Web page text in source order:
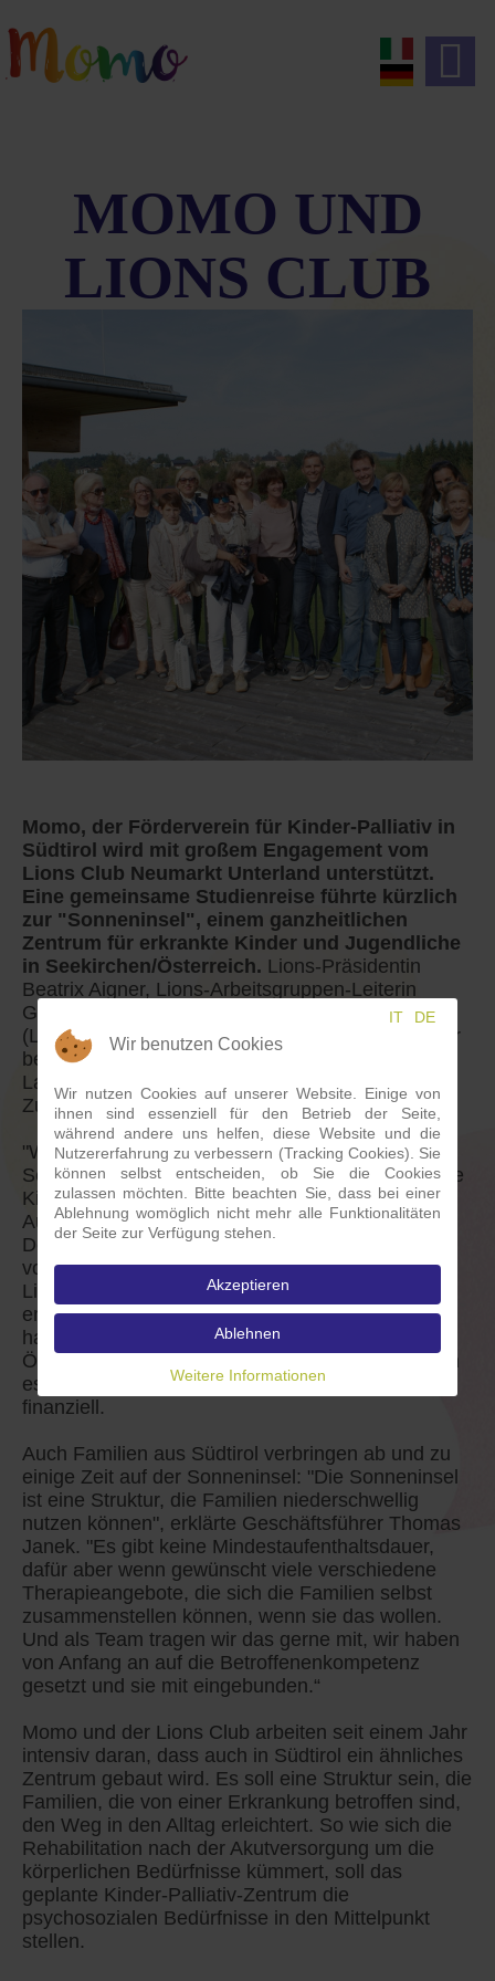
MOMO UND
LIONS CLUB
Momo, der Förderverein für Kinder-Palliativ in
Südtirol wird mit großem Engagement vom
Lions Club Neumarkt Unterland unterstützt.
Eine gemeinsame Studienreise führte kürzlich
zur "Sonneninsel", einem ganzheitlichen
Zentrum für erkrankte Kinder und Jugendliche
in Seekirchen/Österreich. Lions-Präsidentin
Beatrix Aigner, Lions-Arbeitsgruppen-Leiterin
Gerlinde von Fioreschy-Hager und Albert Ortner
(LC Bozen Laurin ) sowie weitere Lions-Mitglieder
begleiteten den Momo-Vorstand ins Salzburger
Land. Unterwegs wurde das Ziel der
Zusammenarbeit immer klarer.
"Wo Freude ist, da ist Leben". Die Sonneninsel in
Seekirchen bietet Nachsorge-Camps für erkrankte
Kinder und ihre Familien, Raum für Erholung und
Austausch und viele andere tolle Initiativen. Die
Delegation von Momo-Vorstand und Lions wurde
von Geschäftsführer Thomas Janek und dem
Lions-Mitglied aus Seekirchen Hannes Rosner
empfangen. Bei der Gründung der Sonneninsel
haben außer dem LC Seekirchen alle Lionsclubs
Österreichs beispiellos zusammengewirkt und tun
es immer noch, der Einsatz ist persönlich und
finanziell.
Auch Familien aus Südtirol verbringen ab und zu
einige Zeit auf der Sonneninsel: "Die Sonneninsel
ist eine Struktur, die Familien niederschwellig
nutzen können", erklärte Geschäftsführer Thomas
Janek. "Es gibt keine Mindestaufenthaltsdauer,
dafür aber wenn gewünscht viele verschiedene
Therapieangebote, die sich die Familien selbst
zusammenstellen können, wenn sie das wollen.
Und als Team tragen wir das gerne mit, wir haben
von Anfang an auf die Betroffenenkompetenz
gesetzt und sie mit eingebunden.“
Momo und der Lions Club arbeiten seit einem Jahr
intensiv daran, dass auch in Südtirol ein ähnliches
Zentrum gebaut wird. Es soll eine Struktur sein, die
Familien, die von einer Erkrankung betroffen sind,
den Weg in den Alltag erleichtert. So wie sich die
Rehabilitation nach der Akutversorgung um die
körperlichen Bedürfnisse kümmert, soll das
geplante Kinder-Palliativ-Zentrum die
psychosozialen Bedürfnisse in den Mittelpunkt
stellen.
Wir benutzen Cookies
IT DE
Wir nutzen Cookies auf unserer Website. Einige von
ihnen sind essenziell für den Betrieb der Seite,
während andere uns helfen, diese Website und die
Nutzererfahrung zu verbessern (Tracking Cookies). Sie
können selbst entscheiden, ob Sie die Cookies
zulassen möchten. Bitte beachten Sie, dass bei einer
Ablehnung womöglich nicht mehr alle Funktionalitäten
der Seite zur Verfügung stehen.
Akzeptieren
Ablehnen
Weitere Informationen